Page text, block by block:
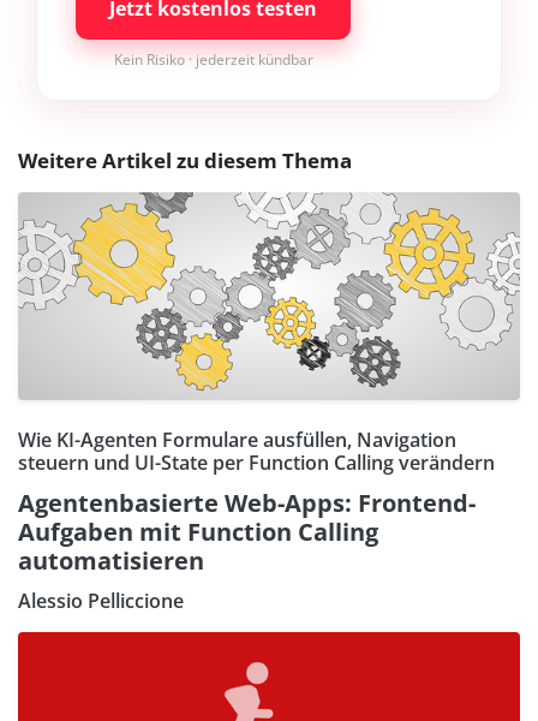
Jetzt kostenlos testen
Kein Risiko · jederzeit kündbar
Weitere Artikel zu diesem Thema
Wie KI-Agenten Formulare ausfüllen, Navigation
steuern und UI-State per Function Calling verändern
Agentenbasierte Web-Apps: Frontend-
Aufgaben mit Function Calling
automatisieren
Alessio Pelliccione